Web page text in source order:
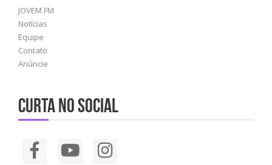
JOVEM FM
Notícias
Equipe
Contato
Anúncie
Curta no social